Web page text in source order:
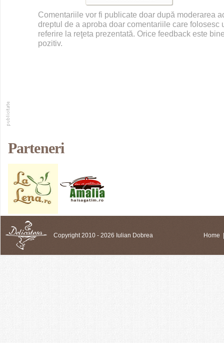
Comentariile vor fi publicate doar după moderarea
dreptul de a aproba doar comentariile care folosesc
referire la reţeta prezentată. Orice feedback este
pozitiv.
Parteneri
Copyright 2010 - 2026 Iulian Dobrea Home |